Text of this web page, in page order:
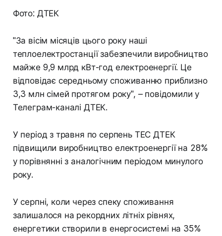
Фото: ДТЕК
"За вісім місяців цього року наші
теплоелектростанції забезпечили виробництво
майже 9,9 млрд кВт-год електроенергії. Це
відповідає середньому споживанню приблизно
3,3 млн сімей протягом року", – повідомили у
Телеграм-каналі ДТЕК.
У період з травня по серпень ТЕС ДТЕК
підвищили виробництво електроенергії на 28%
у порівнянні з аналогічним періодом минулого
року.
У серпні, коли через спеку споживання
залишалося на рекордних літніх рівнях,
енергетики створили в енергосистемі на 35%